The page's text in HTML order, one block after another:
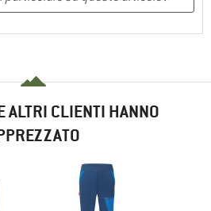
ALTRI CLIENTI HANNO